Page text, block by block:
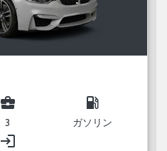
business_center
3
local_gas_station
ガソリン
login